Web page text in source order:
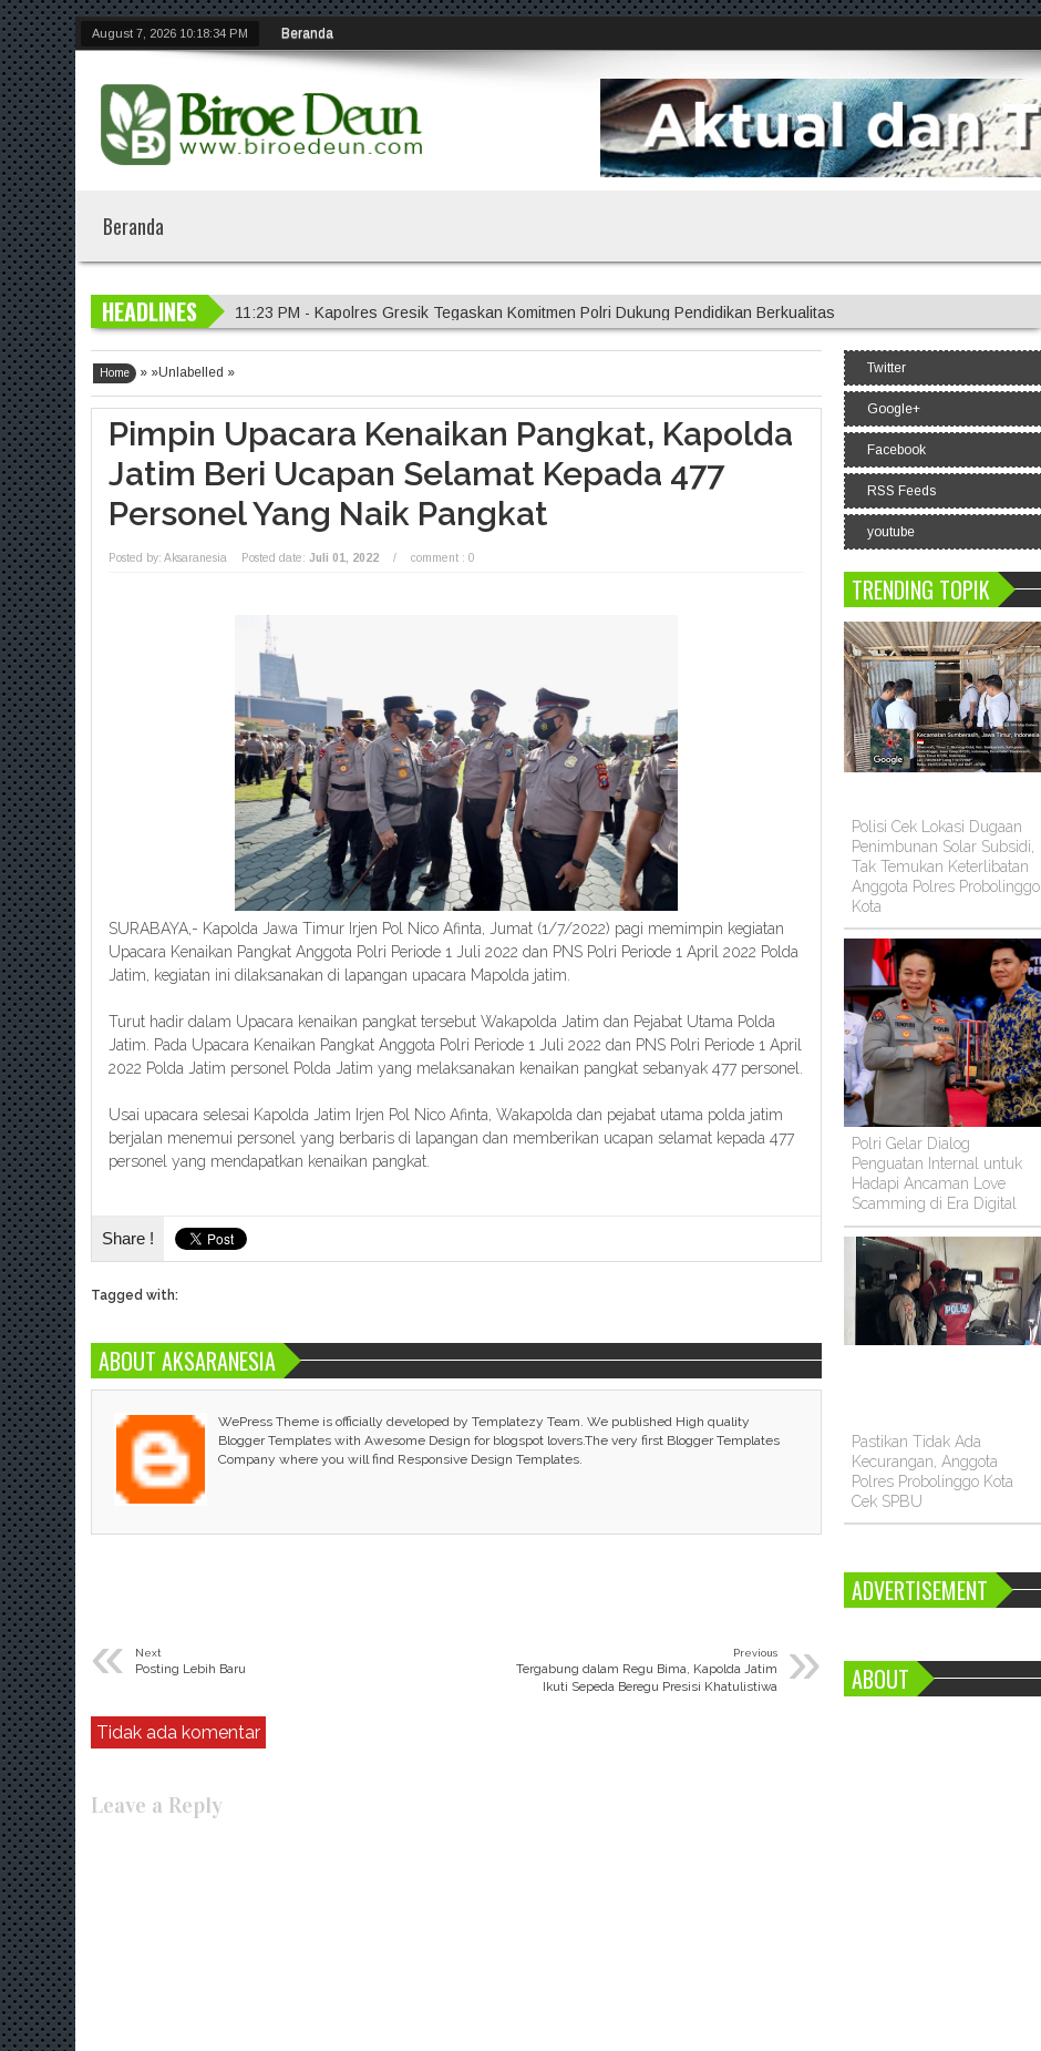
August 7, 2026 10:18:34 PM Beranda
Beranda
HEADLINES
11:21 PM - Gelar Piramida, AKBP Yenni Ajak Media Sinergi Jaga Kondusivitas Bojonegoro
11:18 PM - Polres Probolinggo Intensifkan Penanganan Karhutla di Lereng Gunung Bromo
7:14 PM - Polisi Sambangi Lahan Jagung di Kedopok, Perkuat Ketahanan Pangan Nasional
Home » »Unlabelled »
Pimpin Upacara Kenaikan Pangkat, Kapolda
Jatim Beri Ucapan Selamat Kepada 477
Personel Yang Naik Pangkat
Posted by: Aksaranesia Posted date: Juli 01, 2022 / comment : 0
SURABAYA,- Kapolda Jawa Timur Irjen Pol Nico Afinta, Jumat (1/7/2022) pagi memimpin kegiatan
Upacara Kenaikan Pangkat Anggota Polri Periode 1 Juli 2022 dan PNS Polri Periode 1 April 2022 Polda
Jatim, kegiatan ini dilaksanakan di lapangan upacara Mapolda jatim.
Turut hadir dalam Upacara kenaikan pangkat tersebut Wakapolda Jatim dan Pejabat Utama Polda
Jatim. Pada Upacara Kenaikan Pangkat Anggota Polri Periode 1 Juli 2022 dan PNS Polri Periode 1 April
2022 Polda Jatim personel Polda Jatim yang melaksanakan kenaikan pangkat sebanyak 477 personel.
Usai upacara selesai Kapolda Jatim Irjen Pol Nico Afinta, Wakapolda dan pejabat utama polda jatim
berjalan menemui personel yang berbaris di lapangan dan memberikan ucapan selamat kepada 477
personel yang mendapatkan kenaikan pangkat.
Share !
Tagged with:
ABOUT AKSARANESIA
WePress Theme is officially developed by Templatezy Team. We published High quality
Blogger Templates with Awesome Design for blogspot lovers.The very first Blogger Templates
Company where you will find Responsive Design Templates.
« Next
Posting Lebih Baru »
Previous
Tergabung dalam Regu Bima, Kapolda Jatim
Ikuti Sepeda Beregu Presisi Khatulistiwa
Tidak ada komentar
Leave a Reply
Twitter
Google+
Facebook
RSS Feeds
youtube
TRENDING TOPIK
Polisi Cek Lokasi Dugaan
Penimbunan Solar Subsidi,
Tak Temukan Keterlibatan
Anggota Polres Probolinggo
Kota
Polri Gelar Dialog
Penguatan Internal untuk
Hadapi Ancaman Love
Scamming di Era Digital
Pastikan Tidak Ada
Kecurangan, Anggota
Polres Probolinggo Kota
Cek SPBU
ADVERTISEMENT
ABOUT